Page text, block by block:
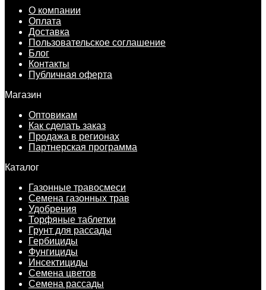
О компании
Оплата
Доставка
Пользовательское соглашение
Блог
Контакты
Публичная оферта
Магазин
Оптовикам
Как сделать заказ
Продажа в регионах
Партнерская программа
Каталог
Газонные травосмеси
Семена газонных трав
Удобрения
Торфяные таблетки
Грунт для рассады
Гербициды
Фунгициды
Инсектициды
Семена цветов
Семена рассады